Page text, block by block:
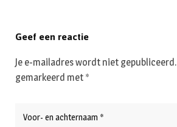
Geef een reactie
Je e-mailadres wordt niet gepubliceerd.
gemarkeerd met *